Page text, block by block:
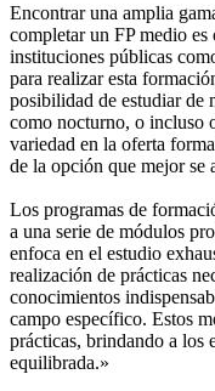
Encontrar una amplia
completar un FP medio
instituciones públicas
para realizar esta
posibilidad de estudiar de
como nocturno, o incluso
variedad en la oferta
de la opción que mejor se
Los programas de
a una serie de módulos
enfoca en el estudio
realización de prácticas
conocimientos
campo específico. Estos
prácticas, brindando a los
equilibrada.»